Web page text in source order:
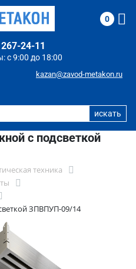
с 9:00 до 18:00
24-11
kazan@zavod-metakon.ru
0
с подсветкой
техника
ЗПВПУП-09/14